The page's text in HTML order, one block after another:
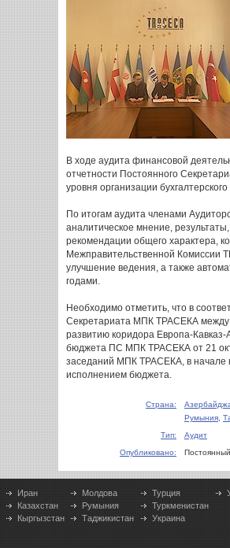
В ходе аудита финансовой
отчетности Постоянного
уровня организации бухгалтерского
По итогам аудита членами
аналитическое мнение,
рекомендации общего характера,
Межправительственной Комиссии
улучшение ведения, а также
годами.
Необходимо отметить, что в
Секретариата МПК ТРАСЕКА
развитию коридора Европа-
бюджета ПС МПК ТРАСЕКА от 21
заседаний МПК ТРАСЕКА, в начале
исполнением бюджета.
Страна:
Румыния
Тип:
Аудит
Опубликовано:
Иран
Казахстан
Кыргызстан
Молдова
Румыния
Таджикистан
Турция
Туркменистан
Украина